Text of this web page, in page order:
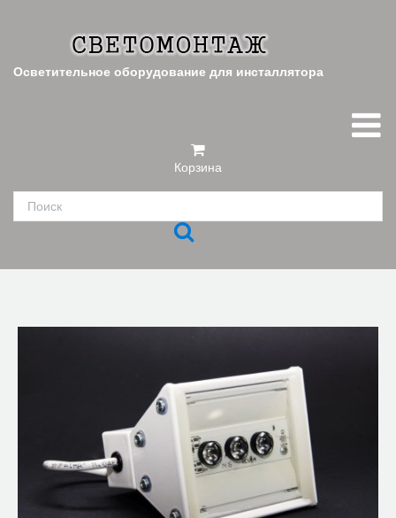
Осветительное оборудование для инсталлятора
Корзина